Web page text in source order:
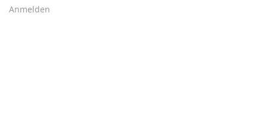
Anmelden